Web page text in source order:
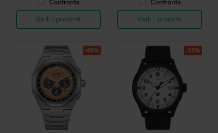
Confronta
Vedi i prodotti
Confronta
Vedi i prodotti
-40% -25%